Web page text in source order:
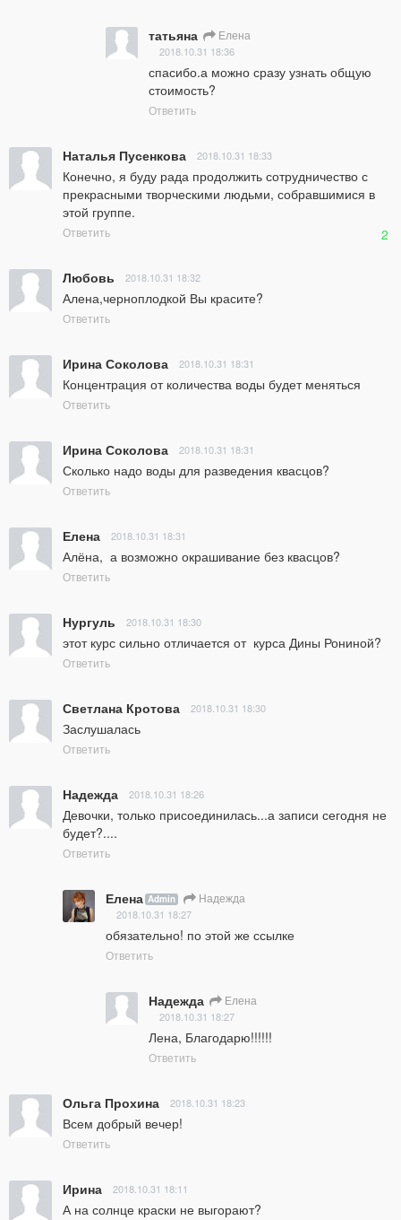
татьяна Елена
2018.10.31 18:36
спасибо.а можно сразу узнать общую
стоимость?
Ответить
Наталья Пусенкова 2018.10.31 18:33
Конечно, я буду рада продолжить сотрудничество с
прекрасными творческими людьми, собравшимися в
этой группе.
Ответить 2
Любовь 2018.10.31 18:32
Алена,черноплодкой Вы красите?
Ответить
Ирина Соколова 2018.10.31 18:31
Концентрация от количества воды будет меняться
Ответить
Ирина Соколова 2018.10.31 18:31
Сколько надо воды для разведения квасцов?
Ответить
Елена 2018.10.31 18:31
Алёна,  а возможно окрашивание без квасцов?
Ответить
Нургуль 2018.10.31 18:30
этот курс сильно отличается от  курса Дины Рониной?
Ответить
Светлана Кротова 2018.10.31 18:30
Заслушалась
Ответить
Надежда 2018.10.31 18:26
Девочки, только присоединилась...а записи сегодня не
будет?....
Ответить
Елена Admin Надежда
2018.10.31 18:27
обязательно! по этой же ссылке
Ответить
Надежда Елена
2018.10.31 18:27
Лена, Благодарю!!!!!!
Ответить
Ольга Прохина 2018.10.31 18:23
Всем добрый вечер!
Ответить
Ирина 2018.10.31 18:11
А на солнце краски не выгорают?